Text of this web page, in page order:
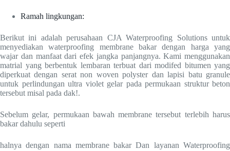
Ramah lingkungan:
Berikut ini adalah perusahaan CJA Waterproofing Solutions untuk
menyediakan waterproofing membrane bakar dengan harga yang
wajar dan manfaat dari efek jangka panjangnya. Kami menggunakan
matrial yang berbentuk lembaran terbuat dari modifed bitumen yang
diperkuat dengan serat non woven polyster dan lapisi batu granule
untuk perlindungan ultra violet gelar pada permukaan struktur beton
tersebut misal pada dak!.
Sebelum gelar, permukaan bawah membrane tersebut terlebih harus
bakar dahulu seperti
halnya dengan nama membrane bakar Dan layanan Waterproofing